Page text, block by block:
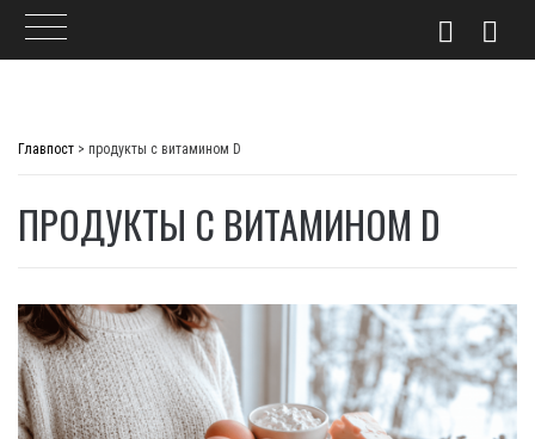
Главпост > продукты с витамином D
ПРОДУКТЫ С ВИТАМИНОМ D